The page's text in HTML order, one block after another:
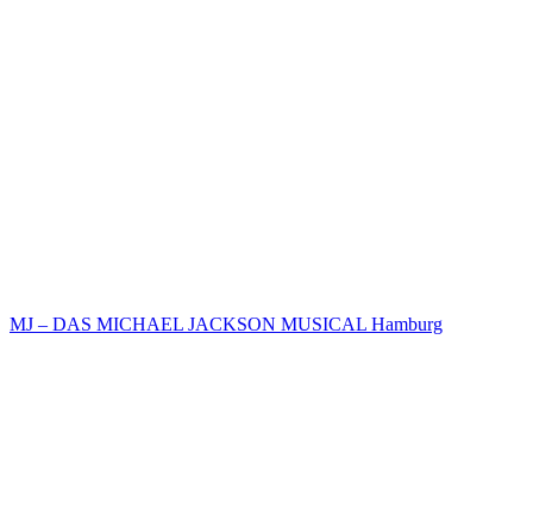
MJ – DAS MICHAEL JACKSON MUSICAL Hamburg